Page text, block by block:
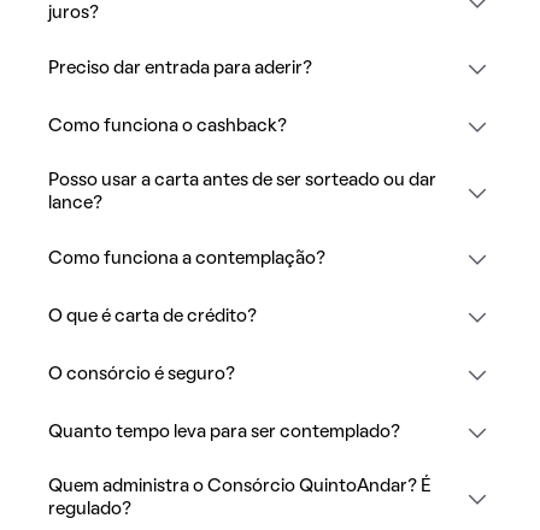
juros?
Preciso dar entrada para aderir?
Como funciona o cashback?
Posso usar a carta antes de ser sorteado ou dar
lance?
Como funciona a contemplação?
O que é carta de crédito?
O consórcio é seguro?
Quanto tempo leva para ser contemplado?
Quem administra o Consórcio QuintoAndar? É
regulado?